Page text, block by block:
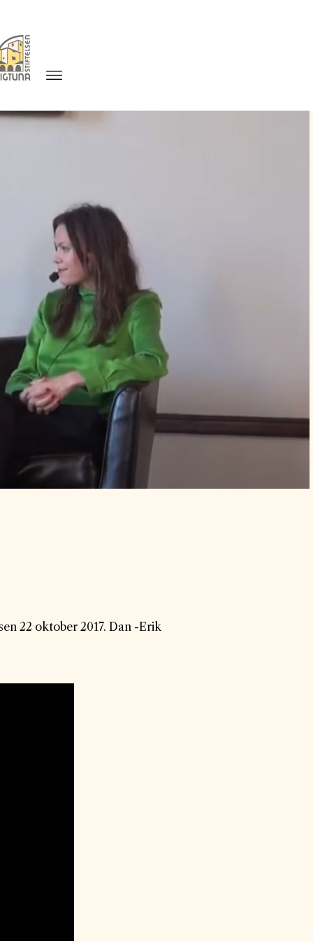
22 oktober 2017. Dan -Erik